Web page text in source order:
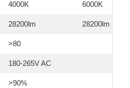
4000K 6000K
28200lm 28200lm
>80
180-265V AC
>90%